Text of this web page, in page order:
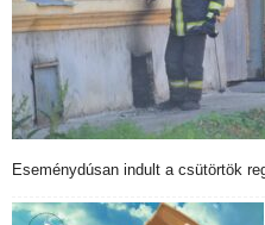
Eseménydúsan indult a csütörtök